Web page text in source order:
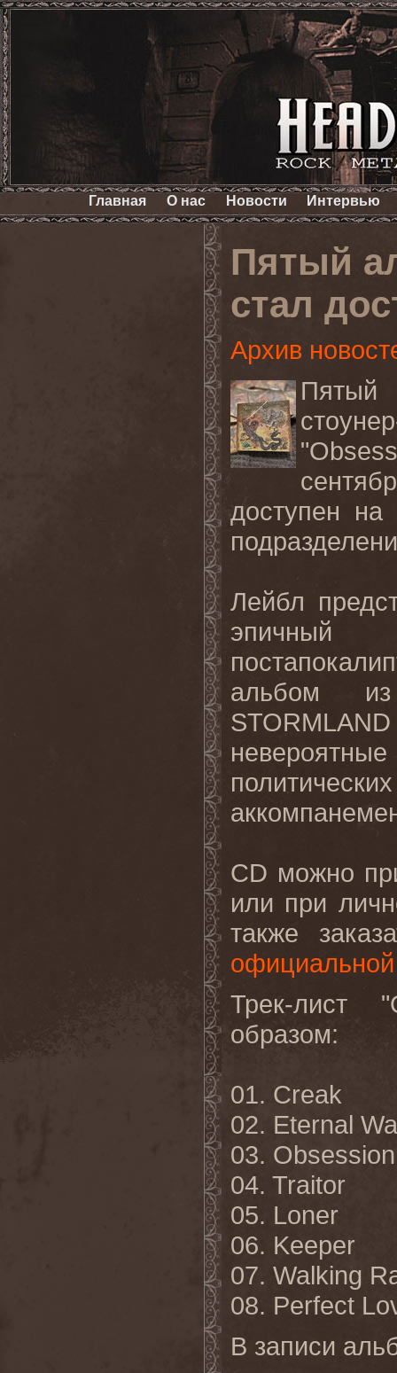
Главная О нас Новости Интервью
Пятый
стал
Архив
Пятый
доступен
Лейбл
эпичный
альбом
CD можно
или при
также
официальной
Трек-лист
образом:
01. Creak
02. Eternal
03. Obsession
04. Traitor
05. Loner
06. Keeper
07. Walking
08. Perfect
В записи